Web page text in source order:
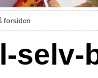
forsiden
selv-